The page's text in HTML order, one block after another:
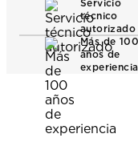
Servicio
técnico
autorizado
Más de 100
años de
experiencia